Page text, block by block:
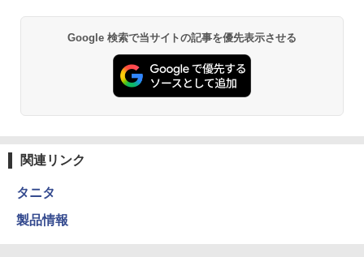
Google 検索で当サイトの記事を優先表示させる
関連リンク
タニタ
製品情報